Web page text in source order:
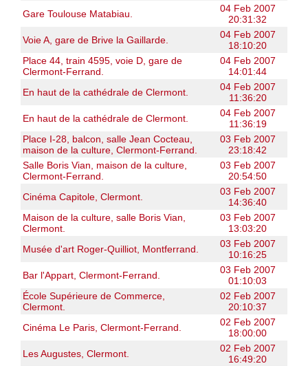
Gare Toulouse Matabiau.
04 Feb 2007
20:31:32
Voie A, gare de Brive la Gaillarde.
04 Feb 2007
18:10:20
Place 44, train 4595, voie D, gare de
Clermont-Ferrand.
04 Feb 2007
14:01:44
En haut de la cathédrale de Clermont.
04 Feb 2007
11:36:20
En haut de la cathédrale de Clermont.
04 Feb 2007
11:36:19
Place I-28, balcon, salle Jean Cocteau,
maison de la culture, Clermont-Ferrand.
03 Feb 2007
23:18:42
Salle Boris Vian, maison de la culture,
Clermont-Ferrand.
03 Feb 2007
20:54:50
Cinéma Capitole, Clermont.
03 Feb 2007
14:36:40
Maison de la culture, salle Boris Vian,
Clermont.
03 Feb 2007
13:03:20
Musée d'art Roger-Quilliot, Montferrand.
03 Feb 2007
10:16:25
Bar l'Appart, Clermont-Ferrand.
03 Feb 2007
01:10:03
École Supérieure de Commerce,
Clermont.
02 Feb 2007
20:10:37
Cinéma Le Paris, Clermont-Ferrand.
02 Feb 2007
18:00:00
Les Augustes, Clermont.
02 Feb 2007
16:49:20